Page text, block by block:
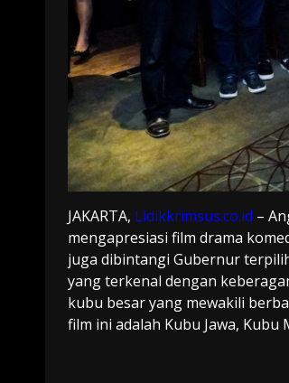
JAKARTA, Lidikkrimsus.co.id –
mengapresiasi film drama
juga dibintangi Gubernur
yang terkenal dengan
kubu besar yang mewakili
film ini adalah Kubu Jawa,